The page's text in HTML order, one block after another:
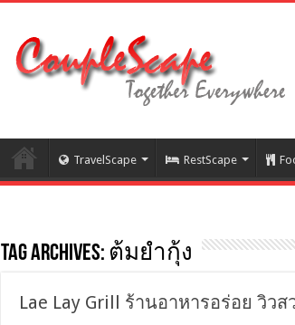
TravelScape RestScape
Tag Archives: ต้มยำกุ้ง
Lae Lay Grill ร้านอาหารอร่อย วิว